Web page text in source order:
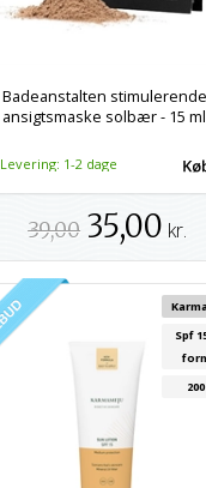
Badeanstalten stimulerende
ansigtsmaske solbær - 15 ml
Levering: 1-2 dage
39,00 35,00 kr.
Spf